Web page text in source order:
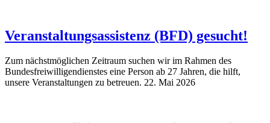
Veranstaltungsassistenz (BFD) gesucht!
Zum nächstmöglichen Zeitraum suchen wir im Rahmen des
Bundesfreiwilligendienstes eine Person ab 27 Jahren, die hilft,
unsere Veranstaltungen zu betreuen. 22. Mai 2026